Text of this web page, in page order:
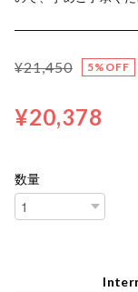
¥21,450 5%OFF
¥20,378
数量